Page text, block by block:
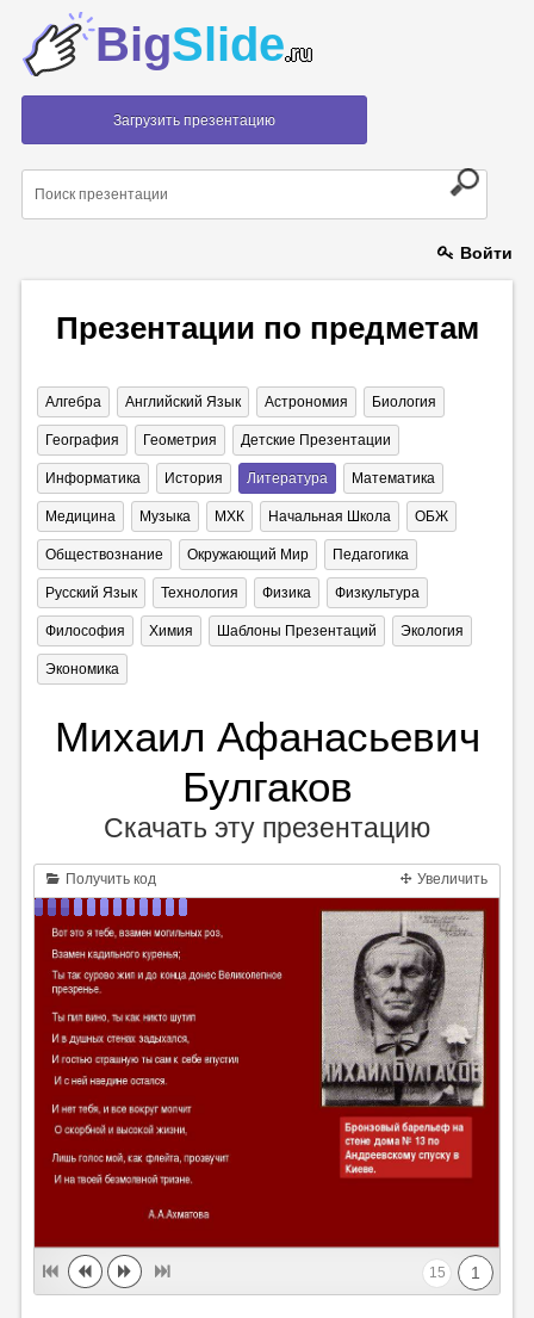
BigSlide.ru
Загрузить презентацию
Войти
Презентации по предметам
Алгебра Английский Язык Астрономия Биология
География Геометрия Детские Презентации
Информатика История Литература Математика
Медицина Музыка МХК Начальная Школа ОБЖ
Обществознание Окружающий Мир Педагогика
Русский Язык Технология Физика Физкультура
Философия Химия Шаблоны Презентаций Экология
Экономика
Михаил Афанасьевич
Булгаков
Скачать эту презентацию
Получить код Увеличить
1
15